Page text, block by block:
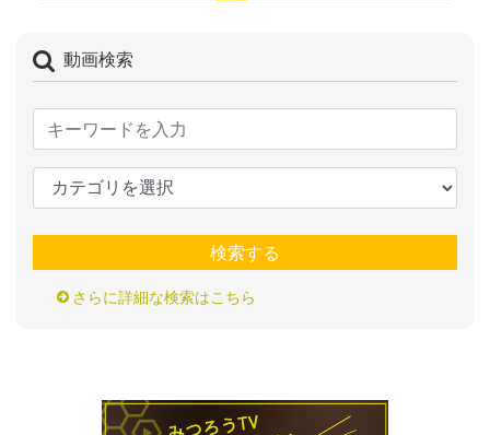
動画検索
検索する
さらに詳細な検索はこちら